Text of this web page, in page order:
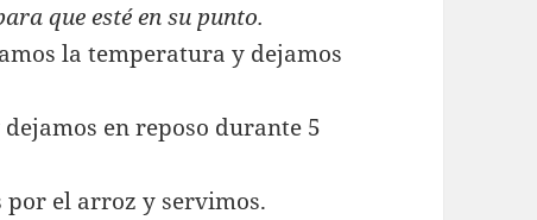
que esté en su punto.
la temperatura y dejamos
en reposo durante 5
por el arroz y servimos.